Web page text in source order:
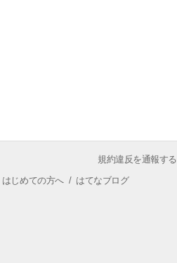
規約違反を通報する
はじめての方へ/ はてなブログ